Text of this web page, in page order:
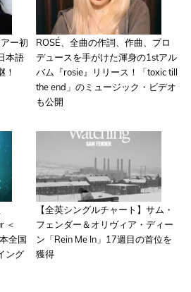
ー初
本語
！
ROSÉ、全曲の作詞、作曲、プロ
デュースを手がけた渾身の1stアル
バム『rosie』リリース！「toxic till
the end」のミュージック・ビデオ
も公開
＜
全国
ング
【全英シングルチャート】サム・
フェンダー＆オリヴィア・ディー
ン「Rein Me In」17週目の首位を
獲得